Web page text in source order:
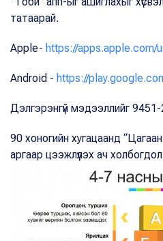
татаарай.
Apple- https://apps.apple.com/
Android - https://
Дэлгэрэнгүй мэдээллийг
90 хоногийн хугацаанд
аргаар цээжлүүлэх ач